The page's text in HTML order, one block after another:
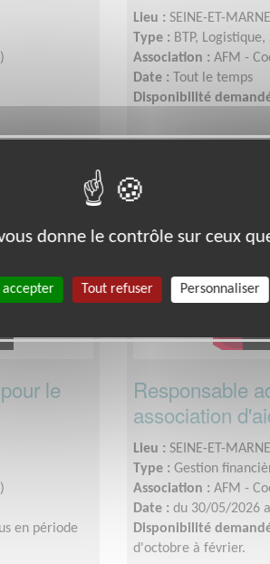
Lieu : SEINE-ET-
Type : BTP,
Association : AFM -
Date :
Tout le temps
Disponibilité
Santé
le
en période
Responsable
association
Lieu : SEINE-ET-
Type : Gestion
Association : AFM -
Date : du 30/05/2026
Disponibilité
d'octobre à février.
donne le contrôle sur ceux
accepter Tout refuser Personnaliser